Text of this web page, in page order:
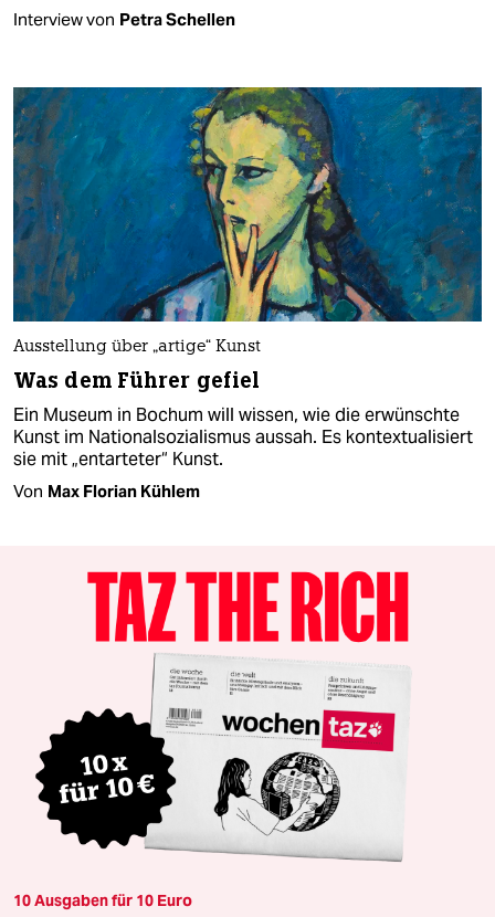
Interview von Petra Schellen
Ausstellung über „artige“ Kunst
Was dem Führer gefiel
Ein Museum in Bochum will wissen, wie die erwünschte
Kunst im Nationalsozialismus aussah. Es kontextualisiert
sie mit „entarteter“ Kunst.
Von Max Florian Kühlem​
10 Ausgaben für 10 Euro